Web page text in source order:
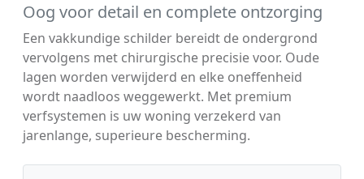
Oog voor detail en complete ontzorging
Een vakkundige schilder bereidt de ondergrond
vervolgens met chirurgische precisie voor. Oude
lagen worden verwijderd en elke oneffenheid
wordt naadloos weggewerkt. Met premium
verfsystemen is uw woning verzekerd van
jarenlange, superieure bescherming.